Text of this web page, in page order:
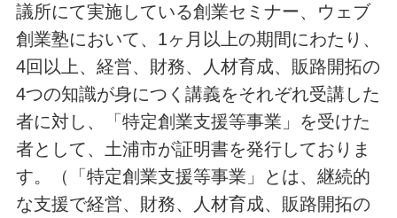
議所にて実施している創業セミナー、ウェブ
創業塾において、1ヶ月以上の期間にわたり、
4回以上、経営、財務、人材育成、販路開拓の
4つの知識が身につく講義をそれぞれ受講した
者に対し、「特定創業支援等事業」を受けた
者として、土浦市が証明書を発行しておりま
す。（「特定創業支援等事業」とは、継続的
な支援で経営、財務、人材育成、販路開拓の